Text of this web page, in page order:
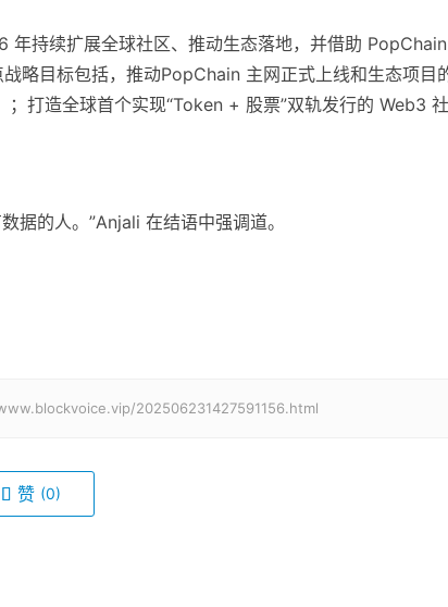
持续扩展全球社区、推动生态落地，并借助 PopChain
略目标包括，推动PopChain 主网正式上线和生态项目
打造全球首个实现“Token + 股票”双轨发行的 Web3 社
据的人。”Anjali 在结语中强调道。
202506231427591156.html
赞 (0)